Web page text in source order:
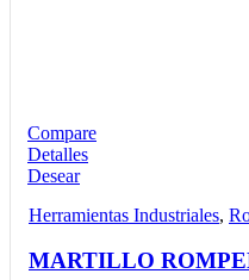
Compare
Detalles
Desear
Herramientas Industriales,
MARTILLO